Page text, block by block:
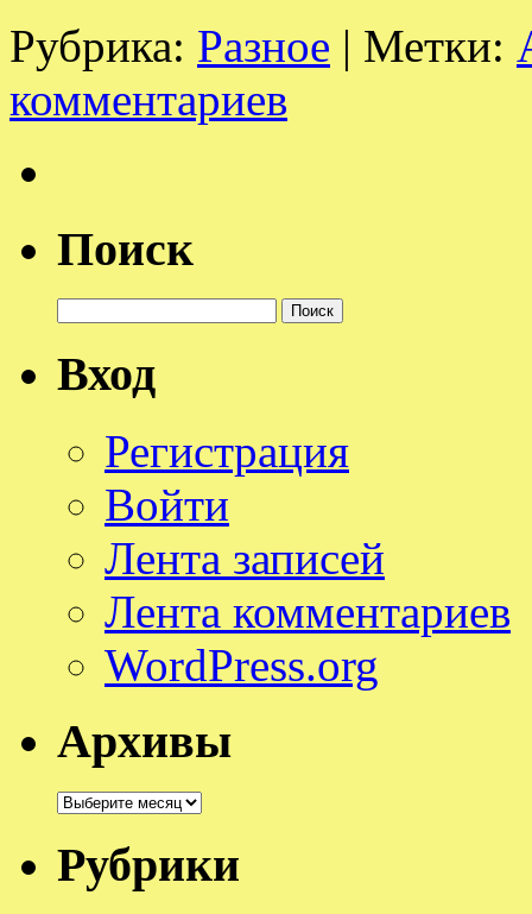
Рубрика: Разное | Метки:
комментариев
Поиск
Вход
Регистрация
Войти
Лента записей
Лента комментариев
WordPress.org
Архивы
Архивы
Рубрики